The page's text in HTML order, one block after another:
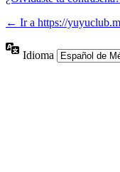
← Ir a https://
Idioma